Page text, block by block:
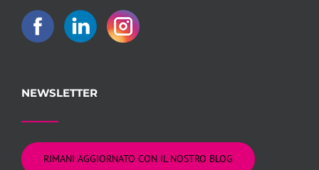
NEWSLETTER
RIMANI AGGIORNATO CON IL NOSTRO BLOG